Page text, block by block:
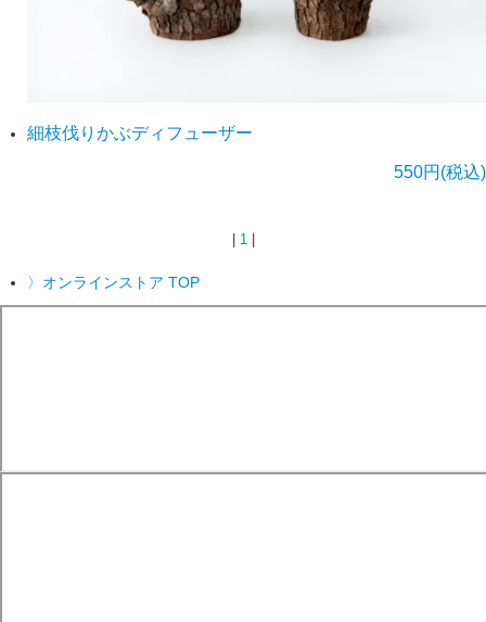
細枝伐りかぶディフューザー
550円(税込)
1
〉オンラインストア TOP